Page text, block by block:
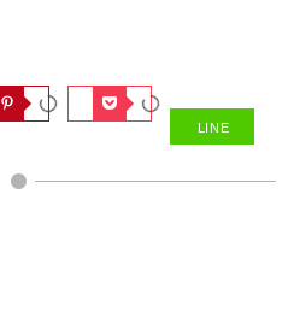
LINE